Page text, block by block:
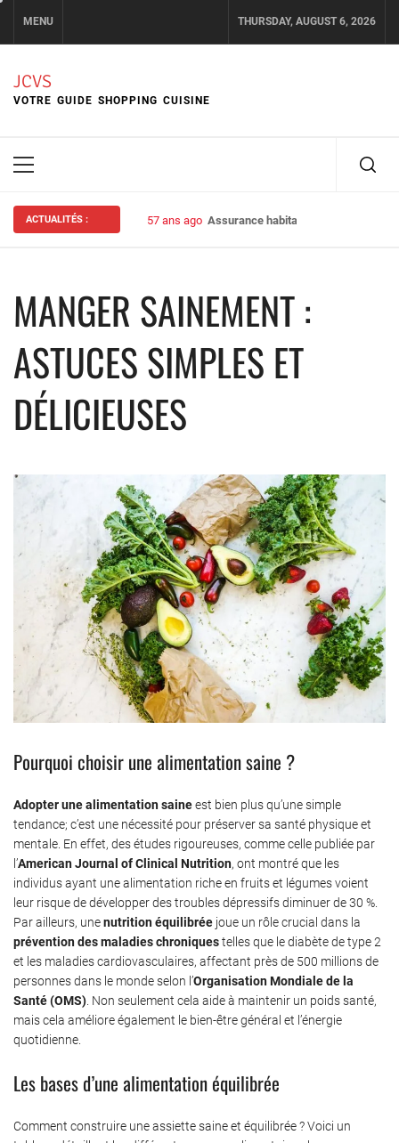
content
MENU THURSDAY, AUGUST 6, 2026
JCVS
VOTRE GUIDE SHOPPING CUISINE
Primary
ACTUALITÉS : 57 ans ago Assurance habitation : bien choisir
MANGER SAINEMENT :
ASTUCES SIMPLES ET
DÉLICIEUSES
Pourquoi choisir une alimentation saine ?
Adopter une alimentation saineest bien plus qu’une simple
tendance; c’est une nécessité pour préserver sa santé physique et
mentale. En effet, des études rigoureuses, comme celle publiée par
l’American Journal of Clinical Nutrition, ont montré que les
individus ayant une alimentation riche en fruits et légumes voient
leur risque de développer des troubles dépressifs diminuer de 30 %.
Par ailleurs, unenutrition équilibrée joue un rôle crucial dans la
prévention des maladies chroniquestelles que le diabète de type 2
et les maladies cardiovasculaires, affectant près de 500 millions de
personnes dans le monde selon l’Organisation Mondiale de la
Santé (OMS). Non seulement cela aide à maintenir un poids santé,
mais cela améliore également le bien-être général et l’énergie
quotidienne.
Les bases d’une alimentation équilibrée
Comment construire une assiette saine et équilibrée ? Voici un